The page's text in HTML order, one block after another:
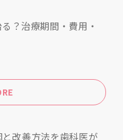
？治療期間・費用・
改善方法を歯科医が